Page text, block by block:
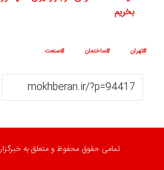
بخریم
تهران ساختمان صنعت
تمامی حقوق محفوظ و متعلق به